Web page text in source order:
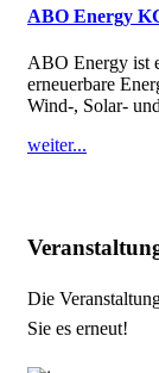
ABO Energy
ABO Energy ist
erneuerbare
Wind-, Solar-
weiter...
Die
Sie es erneut!